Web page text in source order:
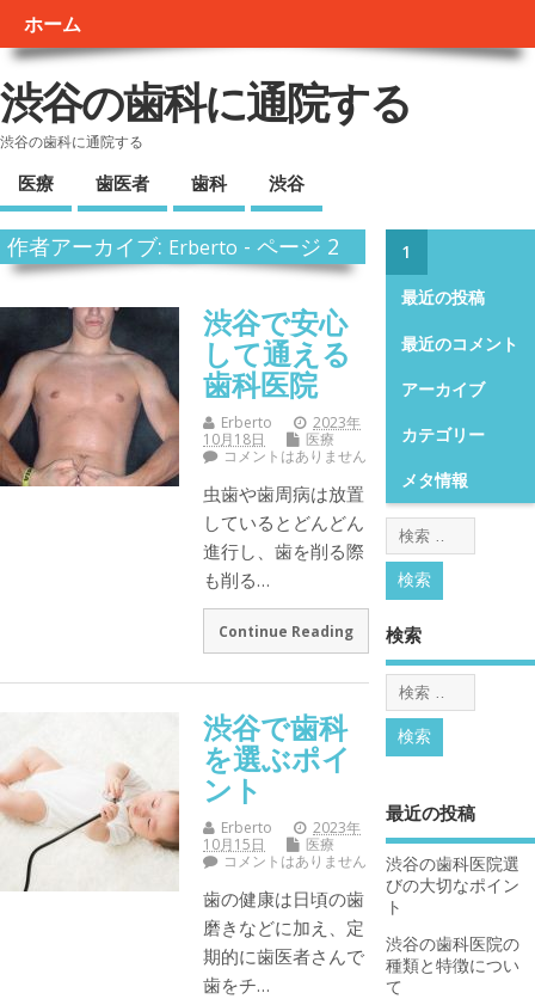
ホーム
渋谷の歯科に通院する
渋谷の歯科に通院する
医療 歯医者 歯科 渋谷
作者アーカイブ: Erberto - ページ 2
渋谷で安心
して通える
歯科医院
Erberto
2023年
10月18日
医療
コメントはありません
虫歯や歯周病は放置
しているとどんどん
進行し、歯を削る際
も削る…
Continue Reading
渋谷で歯科
を選ぶポイ
ント
Erberto
2023年
10月15日
医療
コメントはありません
歯の健康は日頃の歯
磨きなどに加え、定
期的に歯医者さんで
歯をチ…
1
最近の投稿
最近のコメント
アーカイブ
カテゴリー
メタ情報
検索
最近の投稿
渋谷の歯科医院選
びの大切なポイン
ト
渋谷の歯科医院の
種類と特徴につい
て